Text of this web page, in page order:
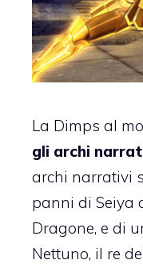
La Dimps al
gli archi
archi narrativi
panni di Seiya
Dragone, e di
Nettuno, il re